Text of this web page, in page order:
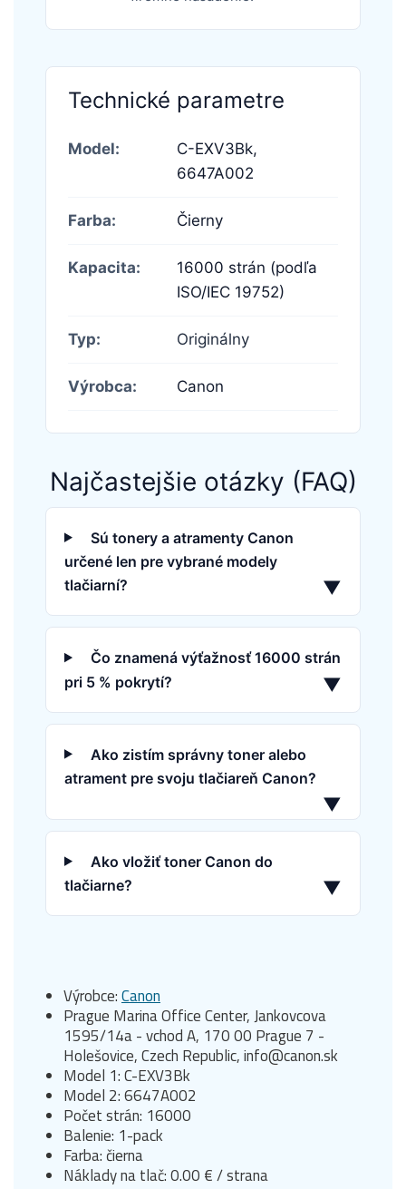
Technické parametre
Model:
C-EXV3Bk,
6647A002
Farba: Čierny
Kapacita:
16000 strán (podľa
ISO/IEC 19752)
Typ: Originálny
Výrobca: Canon
Najčastejšie otázky (FAQ)
Sú tonery a atramenty Canon
určené len pre vybrané modely
tlačiarní?
▼
Čo znamená výťažnosť 16000 strán
pri 5 % pokrytí?
▼
Ako zistím správny toner alebo
atrament pre svoju tlačiareň Canon?
▼
Ako vložiť toner Canon do
tlačiarne?
▼
Výrobce:Canon
Prague Marina Office Center, Jankovcova
1595/14a - vchod A, 170 00 Prague 7 -
Holešovice, Czech Republic, info@canon.sk
Model 1: C-EXV3Bk
Model 2: 6647A002
Počet strán: 16000
Balenie: 1-pack
Farba: čierna
Náklady na tlač: 0.00 € / strana